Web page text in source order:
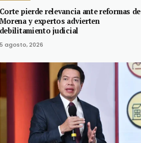
Corte pierde relevancia ante reformas de
Morena y expertos advierten
debilitamiento judicial
5 agosto, 2026